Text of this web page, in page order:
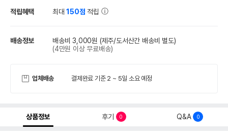
적립혜택 최대150점 적립
배송정보 배송비 3,000원 (제주/도서산간 배송비 별도)
(4만원 이상 무료배송)
업체배송 결제완료 기준 2 ~ 5일 소요 예정
상품정보 후기 0 Q&A 0